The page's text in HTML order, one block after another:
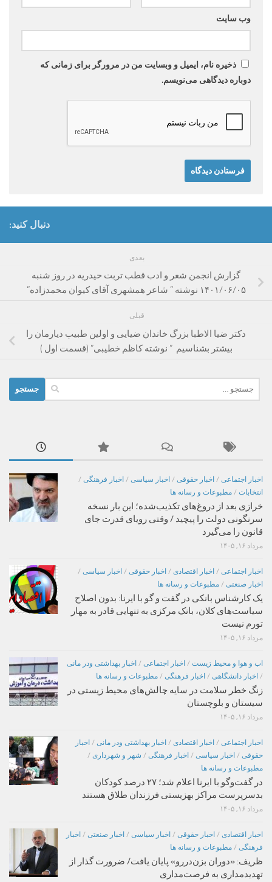
وب‌ سایت
ذخیره نام، ایمیل و وبسایت من در مرورگر برای زمانی که
دوباره دیدگاهی می‌نویسم.
دنبال کنید:
بعدی
گزارش انجمن شعر و ادب قطب تربت حیدریه در روز شنبه
۱۴۰۱/۰۶/۰۵ نوشته ” شاعر همشهری آقای کیوان محمدزاده”
قبلی
دکتر ضیا الاطبا بزرگ خاندان ضیایی و اولین طبیب دیارمان را
بیشتر بشناسیم ” نوشته کاظم خطیبی” (قسمت اول )
برای:
اخبار اجتماعی / اخبار حقوقی / اخبار سیاسی / اخبار فرهنگی /
انتخابات / مطبوعات و رسانه ها
خرازی بعد از دروغ‌های تکذیب‌شده؛ این بار نسخه
سرنگونی دولت را پیچید / وقتی رویای قدرت جای
قانون را می‌گیرد
مرداد ۱۶, ۱۴۰۵
اخبار اجتماعی / اخبار اقتصادی / اخبار حقوقی / اخبار سیاسی /
اخبار صنعتی / مطبوعات و رسانه ها
یک کارشناس بانکی در گفت و گو با ایرنا: بدون اصلاح
سیاست‌های کلان، بانک مرکزی به تنهایی قادر به مهار
تورم نیست
مرداد ۱۶, ۱۴۰۵
اب و هوا و محیط زیست / اخبار اجتماعی / اخبار بهداشتی ودر مانی
/ اخبار دانشگاهی / اخبار فرهنگی / مطبوعات و رسانه ها
زنگ خطر سلامت در سایه چالش‌های محیط زیستی در
سیستان و بلوچستان
مرداد ۱۶, ۱۴۰۵
اخبار اجتماعی / اخبار اقتصادی / اخبار بهداشتی ودر مانی / اخبار
حقوقی / اخبار سیاسی / اخبار فرهنگی / شهر و شهرداری /
مطبوعات و رسانه ها
در گفت‌وگو با ایرنا اعلام شد؛ ۲۷ درصد کودکان
بدسرپرست مراکز بهزیستی فرزندان طلاق هستند
مرداد ۱۶, ۱۴۰۵
اخبار اقتصادی / اخبار حقوقی / اخبار سیاسی / اخبار صنعتی / اخبار
فرهنگی / مطبوعات و رسانه ها
ظریف: «دوران بزن‌دررو» پایان یافت/ ضرورت گذار از
تهدیدمداری به فرصت‌مداری